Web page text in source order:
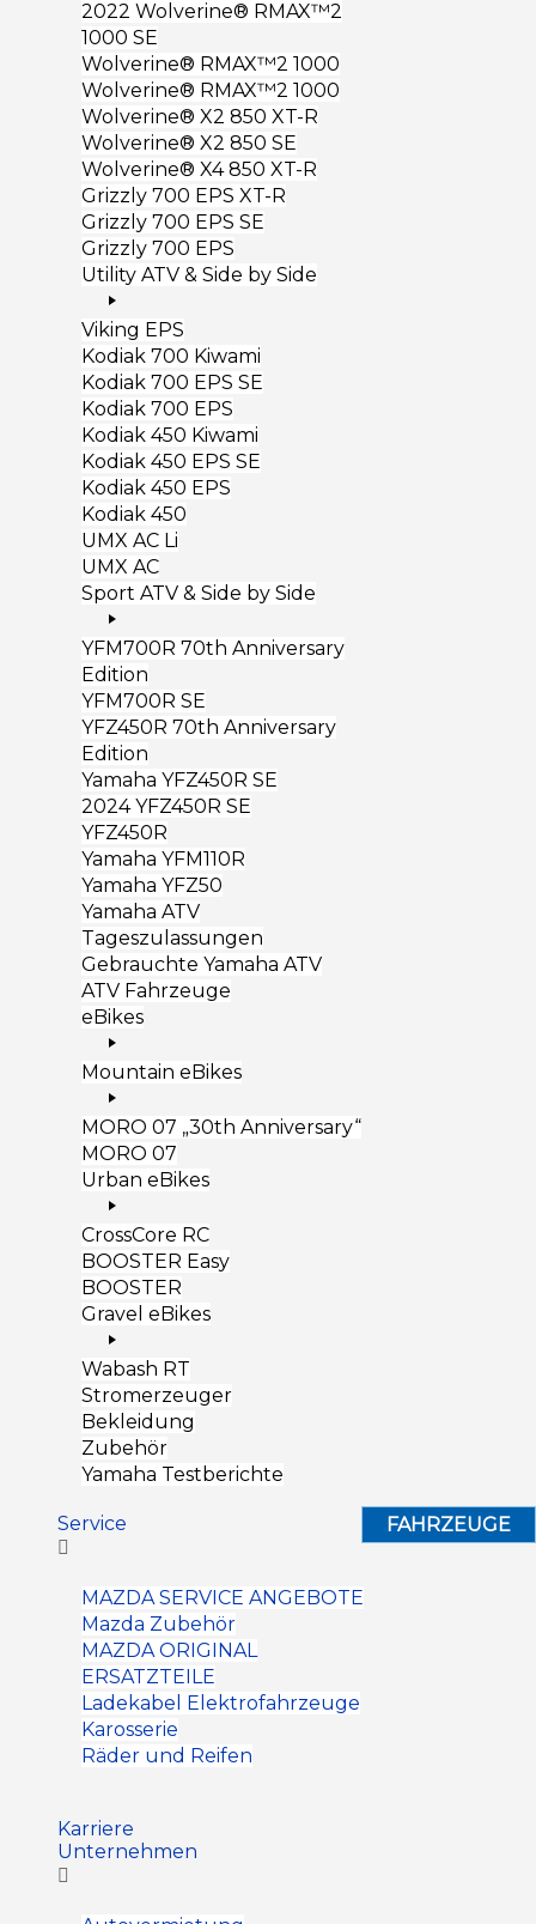
2022 Wolverine® RMAX™2
1000 SE
Wolverine® RMAX™2 1000
Wolverine® RMAX™2 1000
Wolverine® X2 850 XT-R
Wolverine® X2 850 SE
Wolverine® X4 850 XT-R
Grizzly 700 EPS XT-R
Grizzly 700 EPS SE
Grizzly 700 EPS
Utility ATV & Side by Side
Viking EPS
Kodiak 700 Kiwami
Kodiak 700 EPS SE
Kodiak 700 EPS
Kodiak 450 Kiwami
Kodiak 450 EPS SE
Kodiak 450 EPS
Kodiak 450
UMX AC Li
UMX AC
Sport ATV & Side by Side
YFM700R 70th Anniversary
Edition
YFM700R SE
YFZ450R 70th Anniversary
Edition
Yamaha YFZ450R SE
2024 YFZ450R SE
YFZ450R
Yamaha YFM110R
Yamaha YFZ50
Yamaha ATV
Tageszulassungen
Gebrauchte Yamaha ATV
ATV Fahrzeuge
eBikes
Mountain eBikes
MORO 07 „30th Anniversary“
MORO 07
Urban eBikes
CrossCore RC
BOOSTER Easy
BOOSTER
Gravel eBikes
Wabash RT
Stromerzeuger
Bekleidung
Zubehör
Yamaha Testberichte
FAHRZEUGE
Service
MAZDA SERVICE ANGEBOTE
Mazda Zubehör
MAZDA ORIGINAL
ERSATZTEILE
Ladekabel Elektrofahrzeuge
Karosserie
Räder und Reifen
Karriere
Unternehmen